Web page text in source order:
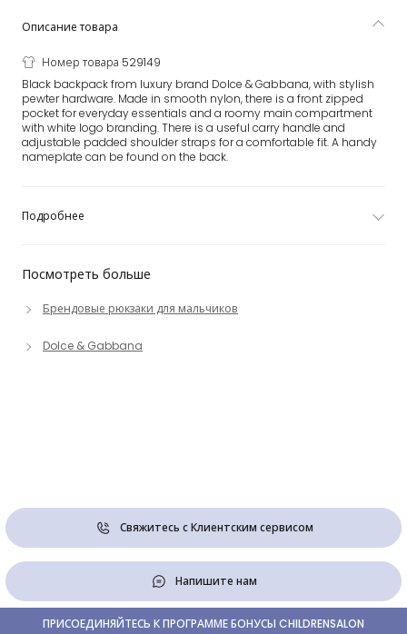
Посмотреть больше
Брендовые рюкзаки для мальчиков
Dolce & Gabbana
Описание товара
Номер товара 529149
Black backpack from luxury brand Dolce & Gabbana, with stylish
pewter hardware. Made in smooth nylon, there is a front zipped
pocket for everyday essentials and a roomy main compartment
with white logo branding. There is a useful carry handle and
adjustable padded shoulder straps for a comfortable fit. A handy
nameplate can be found on the back.
Подробнее
Свяжитесь с Клиентским сервисом
Напишите нам
ПРИСОЕДИНЯЙТЕСЬ К ПРОГРАММЕ БОНУСЫ CHILDRENSALON